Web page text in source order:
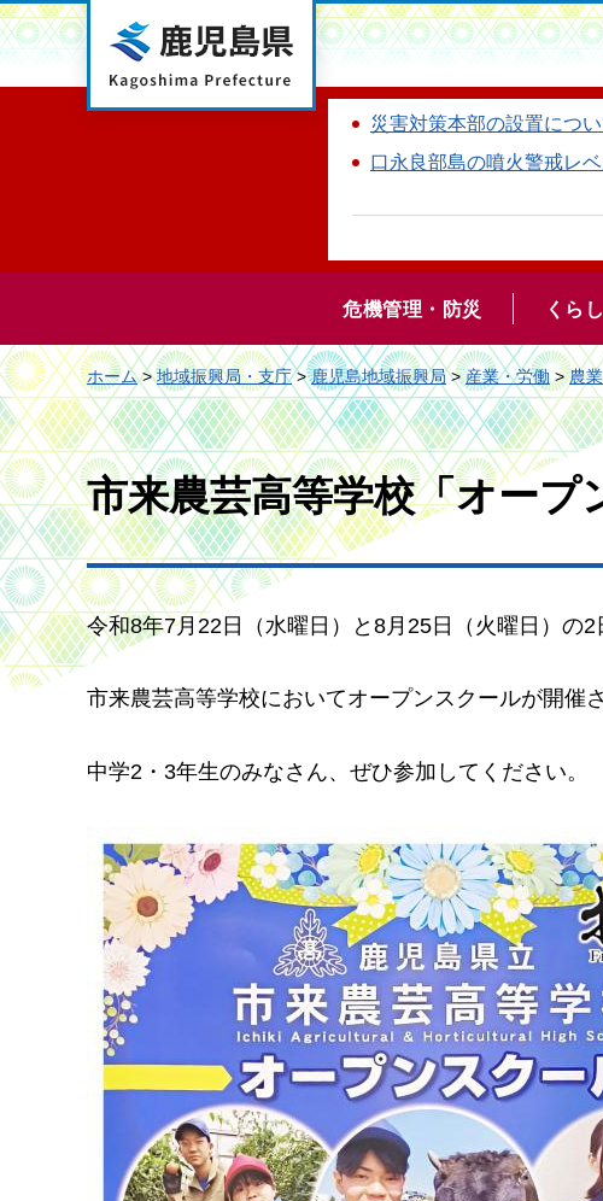
鹿児島県
災害対策本部の設置につ
口永良部島の噴火警戒レ
危機管理・防災 くら
ホーム>地域振興局・支庁>鹿児島地域振興局>産業・労働>農業
市来農芸高等学校「オープ
令和8年7月22日（水曜日）と8月25日（火曜日）の2
市来農芸高等学校においてオープンスクールが開催
中学2・3年生のみなさん、ぜひ参加してください。